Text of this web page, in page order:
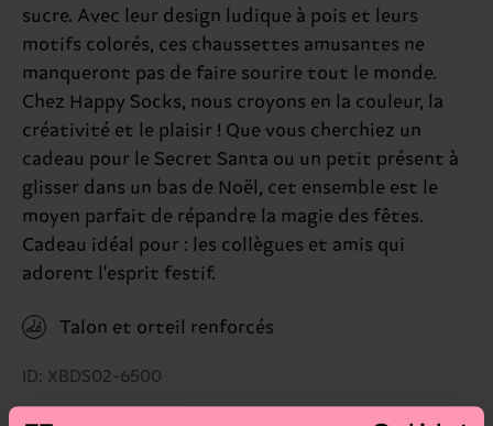
sucre. Avec leur design ludique à pois et leurs
motifs colorés, ces chaussettes amusantes ne
manqueront pas de faire sourire tout le monde.
Chez Happy Socks, nous croyons en la couleur, la
créativité et le plaisir ! Que vous cherchiez un
cadeau pour le Secret Santa ou un petit présent à
glisser dans un bas de Noël, cet ensemble est le
moyen parfait de répandre la magie des fêtes.
Cadeau idéal pour : les collègues et amis qui
adorent l'esprit festif.
Talon et orteil renforcés
ID: XBDS02-6500